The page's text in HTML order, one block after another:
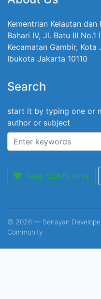
Kementrian Kelautan
Bahari IV, Jl. Batu III No.1
Kecamatan Gambir,
Ibukota Jakarta 10110
Search
start it by typing one or
author or subject
Keep SLiMS Alive
© 2026 — Senayan
Community